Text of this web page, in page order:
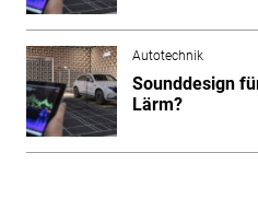
Autotechnik
Sounddesign
Lärm?